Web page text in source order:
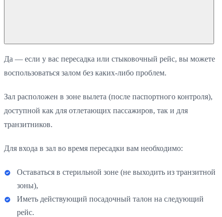
Да — если у вас пересадка или стыковочный рейс, вы можете
воспользоваться залом без каких-либо проблем.
Зал расположен в зоне вылета (после паспортного контроля),
доступной как для отлетающих пассажиров, так и для
транзитников.
Для входа в зал во время пересадки вам необходимо:
Оставаться в стерильной зоне (не выходить из транзитной
зоны),
Иметь действующий посадочный талон на следующий
рейс.